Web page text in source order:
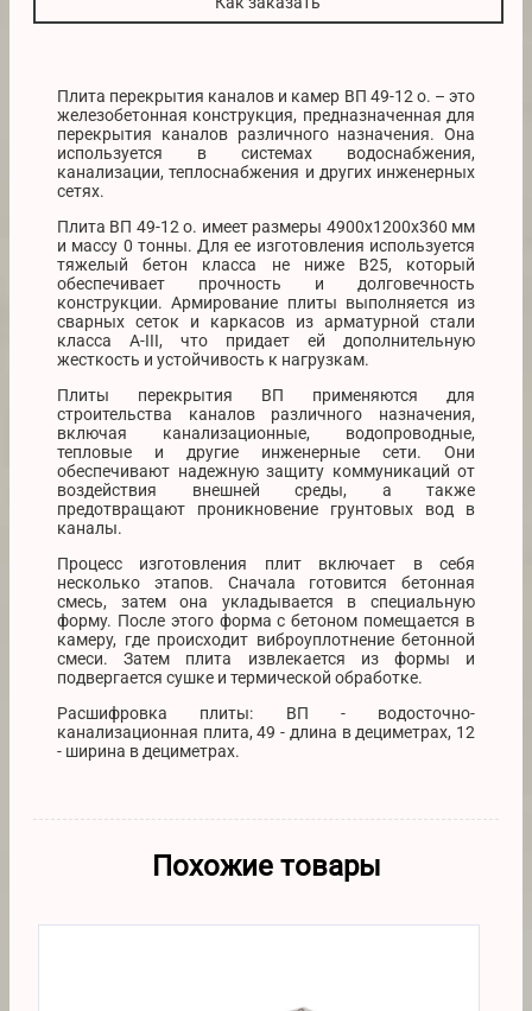
Плита перекрытия каналов и камер ВП 49-12 о. – это
железобетонная конструкция, предназначенная для
перекрытия каналов различного назначения. Она
используется в системах водоснабжения,
канализации, теплоснабжения и других инженерных
сетях.
Плита ВП 49-12 о. имеет размеры 4900х1200х360 мм
и массу 0 тонны. Для ее изготовления используется
тяжелый бетон класса не ниже B25, который
обеспечивает прочность и долговечность
конструкции. Армирование плиты выполняется из
сварных сеток и каркасов из арматурной стали
класса A-III, что придает ей дополнительную
жесткость и устойчивость к нагрузкам.
Плиты перекрытия ВП применяются для
строительства каналов различного назначения,
включая канализационные, водопроводные,
тепловые и другие инженерные сети. Они
обеспечивают надежную защиту коммуникаций от
воздействия внешней среды, а также
предотвращают проникновение грунтовых вод в
каналы.
Процесс изготовления плит включает в себя
несколько этапов. Сначала готовится бетонная
смесь, затем она укладывается в специальную
форму. После этого форма с бетоном помещается в
камеру, где происходит виброуплотнение бетонной
смеси. Затем плита извлекается из формы и
подвергается сушке и термической обработке.
Расшифровка плиты: ВП - водосточно-
канализационная плита, 49 - длина в дециметрах, 12
- ширина в дециметрах.
Похожие товары